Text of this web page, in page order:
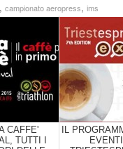
, campionato aeropress, ims
CAFFE'
TUTTI I
IL
EVENTI